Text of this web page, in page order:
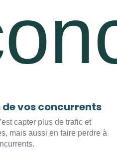
vos concurrents
capter plus de trafic et
mais aussi en faire perdre à